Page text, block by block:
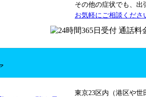
その他の症状でも、出
お気軽にご相談くださ
東京23区内（港区や